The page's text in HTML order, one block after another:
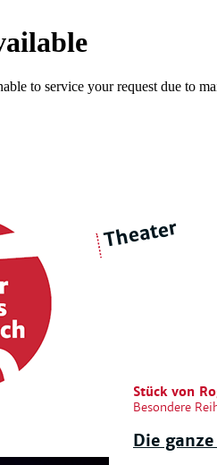
Stück von
Besondere
Die
Theater